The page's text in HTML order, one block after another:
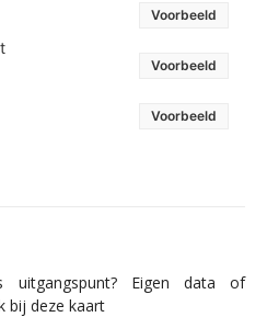
Voorbeeld
Voorbeeld
Voorbeeld
uitgangspunt? Eigen data of
bij deze kaart